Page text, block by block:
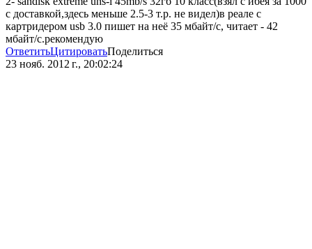
с доставкой,здесь меньше 2.5-3 т.р. не видел)в реале с
картридером usb 3.0 пишет на неё 35 мбайт/с, читает - 42
мбайт/с.рекомендую
ОтветитьЦитироватьПоделиться
23 нояб. 2012 г., 20:02:24